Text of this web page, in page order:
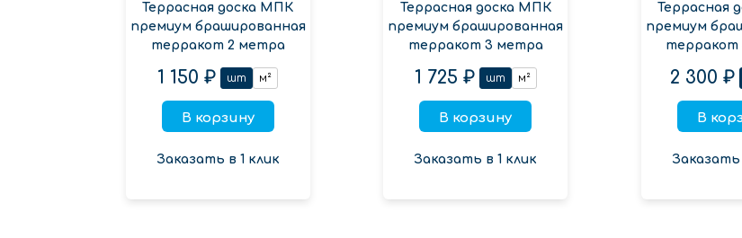
Террасная доска МПК
премиум брашированная
терракот 2 метра
1 150 ₽ шт м²
В корзину
Заказать в 1 клик
Террасная доска МПК
премиум брашированная
терракот 3 метра
1 725 ₽ шт м²
В корзину
Заказать в 1 клик
Террасная
премиум
терракот
2 300 ₽
В
Заказать